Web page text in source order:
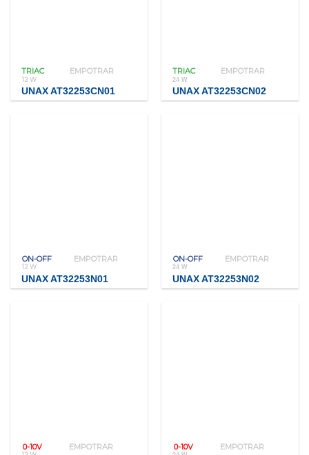
TRIAC EMPOTRAR
12 W
UNAX AT32253CN01
TRIAC EMPOTRAR
24 W
UNAX AT32253CN02
ON-OFF EMPOTRAR
12 W
UNAX AT32253N01
ON-OFF EMPOTRAR
24 W
UNAX AT32253N02
0-10V EMPOTRAR 0-10V EMPOTRAR